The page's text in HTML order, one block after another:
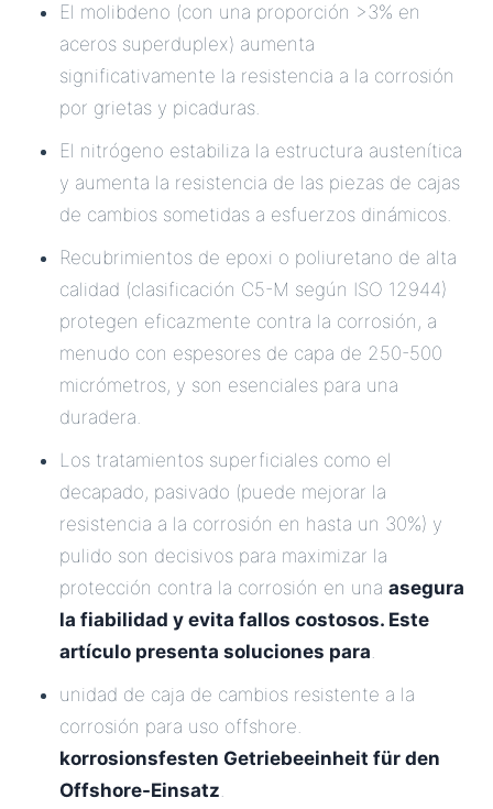
El molibdeno (con una proporción >3% en
aceros superduplex) aumenta
significativamente la resistencia a la corrosión
por grietas y picaduras.
El nitrógeno estabiliza la estructura austenítica
y aumenta la resistencia de las piezas de cajas
de cambios sometidas a esfuerzos dinámicos.
Recubrimientos de epoxi o poliuretano de alta
calidad (clasificación C5-M según ISO 12944)
protegen eficazmente contra la corrosión, a
menudo con espesores de capa de 250-500
micrómetros, y son esenciales para una
duradera.
Los tratamientos superficiales como el
decapado, pasivado (puede mejorar la
resistencia a la corrosión en hasta un 30%) y
pulido son decisivos para maximizar la
protección contra la corrosión en una asegura
la fiabilidad y evita fallos costosos. Este
artículo presenta soluciones para.
unidad de caja de cambios resistente a la
corrosión para uso offshore.
korrosionsfesten Getriebeeinheit für den
Offshore-Einsatz.